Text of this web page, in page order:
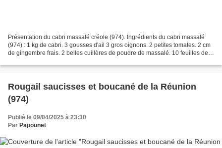
Présentation du cabri massalé créole (974). Ingrédients du cabri massalé
(974) : 1 kg de cabri. 3 gousses d'ail 3 gros oignons. 2 petites tomates. 2 cm
de gingembre frais. 2 belles cuillères de poudre de massalé. 10 feuilles de
Rougail saucisses et boucané de la Réunion
(974)
Publié le 09/04/2025 à 23:30
Par Papounet